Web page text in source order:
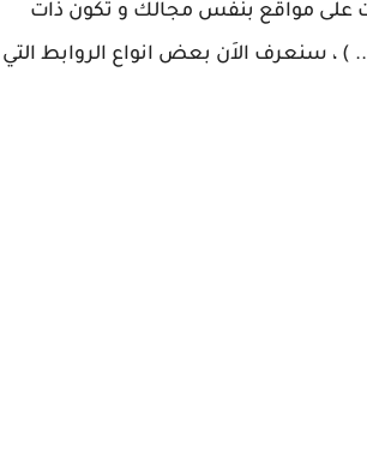
على مواقع بنفس مجالك و تكون ذات
) ، سنعرف الاَن بعض انواع الروابط التي